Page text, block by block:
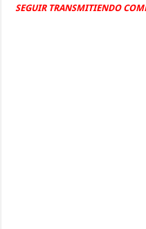
SEGUIR TRANSMITIENDO